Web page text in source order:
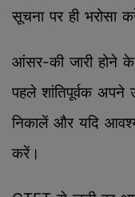
सूचना पर ही भरोसा
आंसर-की जारी होने के
पहले शांतिपूर्वक अपने
निकालें और यदि
करें।